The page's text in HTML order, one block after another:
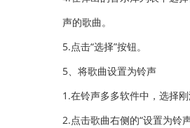
声的歌曲。
5.点击“选择”按钮。
5、将歌曲设置为铃声
1.在铃声多多软件中，选择刚
2.点击歌曲右侧的“设置为铃声